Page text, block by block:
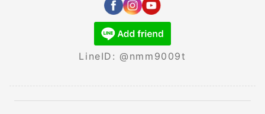
LineID: @nmm9009t